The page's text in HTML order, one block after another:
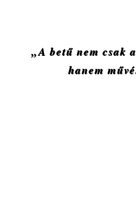
„A betű nem csak
hanem